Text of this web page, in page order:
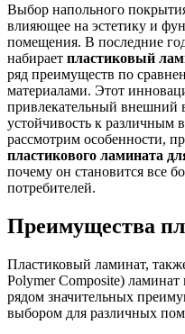
Выбор напольного
влияющее на эстетику и
помещения. В последние
набирает пластиковый
ряд преимуществ по
материалами. Этот
привлекательный внешний
устойчивость к различным
рассмотрим особенности,
пластикового ламината
почему он становится все
потребителей.
Преимущества
Пластиковый ламинат,
Polymer Composite)
рядом значительных
выбором для различных